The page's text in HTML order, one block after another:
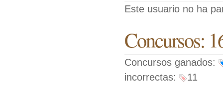
Este usuario no ha
Concursos:
Concursos ganados:
incorrectas:
11